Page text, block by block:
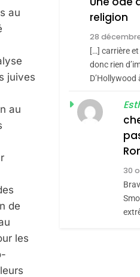
au
juives
au
de
les
7
religion
28
[…] carrière
donc rien
D’Hollywood
30
L’antisémitisme
Par Thérèse Zrihen-